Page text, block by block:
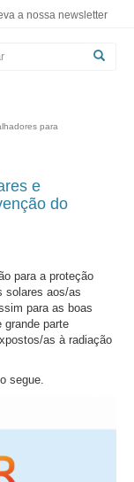
a nossa newsletter
para
e
do
para a proteção
solares aos/as
para as boas
parte
as à radiação
segue.